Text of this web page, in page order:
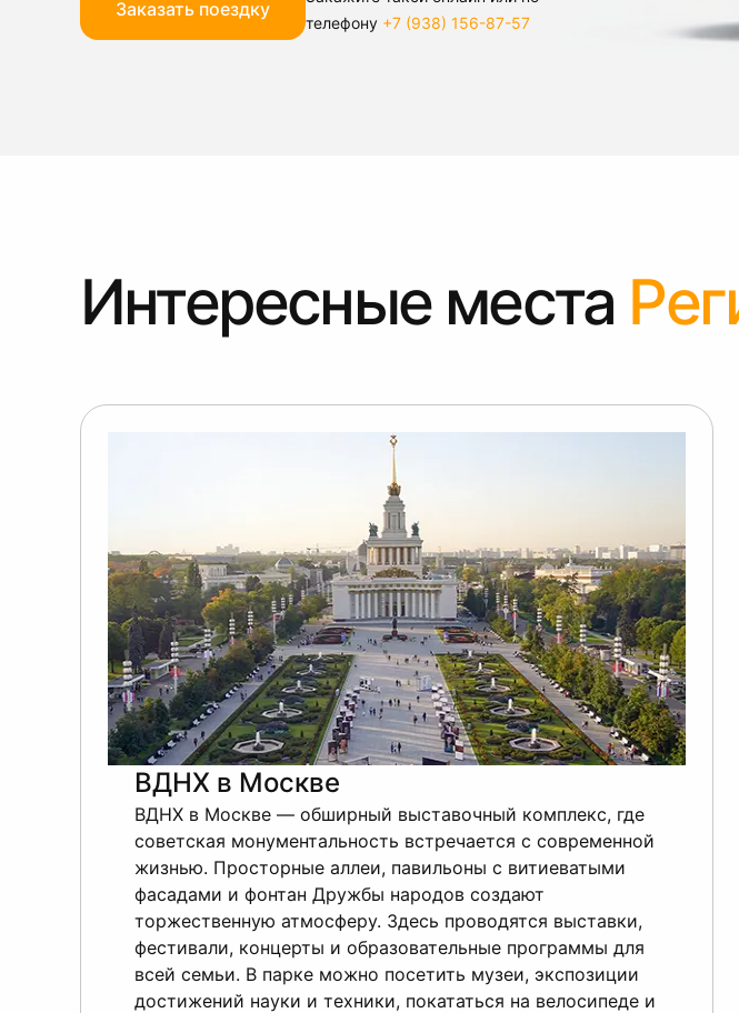
Заказать поездку
телефону +7 (938) 156-87-57
Интересные места
ВДНХ в Москве
ВДНХ в Москве — обширный выставочный комплекс, где
советская монументальность встречается с современной
жизнью. Просторные аллеи, павильоны с витиеватыми
фасадами и фонтан Дружбы народов создают
торжественную атмосферу. Здесь проводятся выставки,
фестивали, концерты и образовательные программы для
всей семьи. В парке можно посетить музеи, экспозиции
достижений науки и техники, покататься на велосипеде и